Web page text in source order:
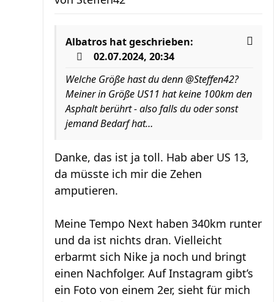
Albatros hat geschrieben:
02.07.2024, 20:34
Welche Größe hast du denn @Steffen42?
Meiner in Größe US11 hat keine 100km den
Asphalt berührt - also falls du oder sonst
jemand Bedarf hat…
Danke, das ist ja toll. Hab aber US 13,
da müsste ich mir die Zehen
amputieren.
Meine Tempo Next haben 340km runter
und da ist nichts dran. Vielleicht
erbarmt sich Nike ja noch und bringt
einen Nachfolger. Auf Instagram gibt’s
ein Foto von einem 2er, sieht für mich